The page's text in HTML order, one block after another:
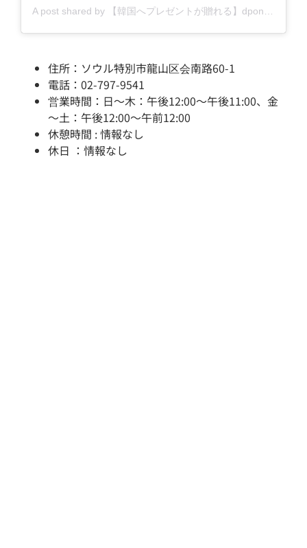
住所：ソウル特別市龍山区会南路60-1
電話：02-797-9541
営業時間：日～木：午後12:00～午後11:00、金
～土：午後12:00～午前12:00
休憩時間 : 情報なし
休日 ：情報なし